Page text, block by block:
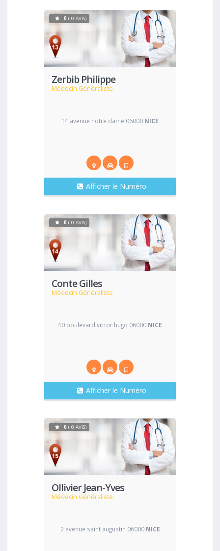
Zerbib Philippe
Médecin Généraliste
Voir
0 ( 0 AVIS)
14 avenue notre dame 06000 NICE
Afficher le Numéro
Conte Gilles
Médecin Généraliste
Voir
0 ( 0 AVIS)
40 boulevard victor hugo 06000 NICE
Afficher le Numéro
Ollivier Jean-Yves
Médecin Généraliste
Voir
0 ( 0 AVIS)
2 avenue saint augustin 06000 NICE